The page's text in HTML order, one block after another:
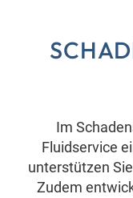
Im
Fluidservice
unterstützen
Zudem